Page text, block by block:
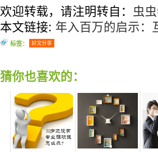
欢迎转载，请注明转自：
虫
本文链接: 年入百万的启示：
标签： 好文分享
猜你也喜欢的：